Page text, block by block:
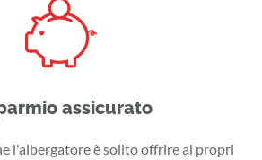
assicurato
l'albergatore è solito offrire ai propri